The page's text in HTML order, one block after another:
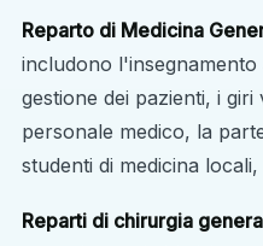
Reparto di Medicina
includono
gestione dei pazienti, i
personale medico, la
studenti di medicina locali,
Reparti di chirurgia